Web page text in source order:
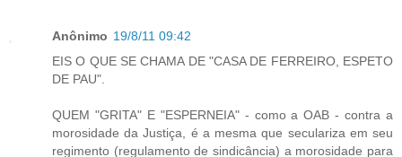
Anônimo 19/8/11 09:42
EIS O QUE SE CHAMA DE "CASA DE FERREIRO, ESPETO
DE PAU".
QUEM "GRITA" E "ESPERNEIA" - como a OAB - contra a
morosidade da Justiça, é a mesma que seculariza em seu
regimento (regulamento de sindicância) a morosidade para